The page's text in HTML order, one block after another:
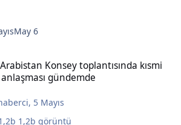
May 6
Konsey toplantısında kısmi
gündemde
, 5 Mayıs
1,2b görüntü